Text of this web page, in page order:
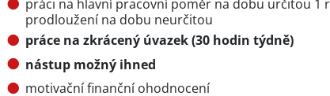
práci na hlavní pracovní poměr na dobu určitou 1
prodloužení na dobu neurčitou
práce na zkrácený úvazek (30 hodin týdně)
nástup možný ihned
motivační finanční ohodnocení